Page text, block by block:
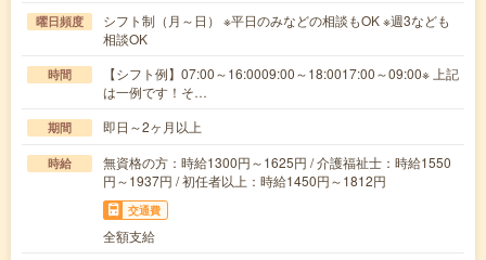
曜日頻度
シフト制（月～日） ※平日のみなどの相談もOK ※週3なども
相談OK
時間
【シフト例】07:00～16:0009:00～18:0017:00～09:00※ 上記
は一例です！そ…
期間 即日～2ヶ月以上
時給
無資格の方：時給1300円～1625円 / 介護福祉士：時給1550
円～1937円 / 初任者以上：時給1450円～1812円
交通費
全額支給